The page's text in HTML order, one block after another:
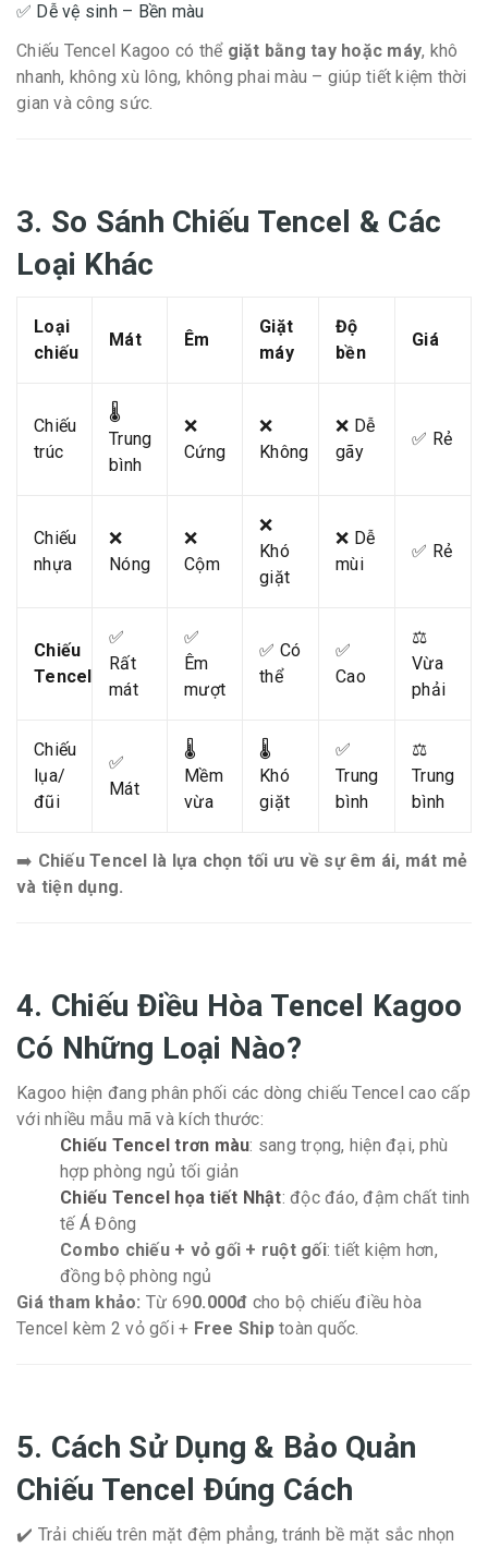
✅ Dễ vệ sinh – Bền màu
Chiếu Tencel Kagoo có thể giặt bằng tay hoặc máy, khô
nhanh, không xù lông, không phai màu – giúp tiết kiệm thời
gian và công sức.
3. So Sánh Chiếu Tencel & Các
Loại Khác
Loại
chiếu
Mát Êm
Giặt
máy
Độ
bền
Giá
Chiếu
trúc
🌡️
Trung
bình
❌
Cứng
❌
Không
❌ Dễ
gãy
✅ Rẻ
Chiếu
nhựa
❌
Nóng
❌
Cộm
❌
Khó
giặt
❌ Dễ
mùi
✅ Rẻ
Chiếu
Tencel
✅
Rất
mát
✅
Êm
mượt
✅ Có
thể
✅
Cao
⚖️
Vừa
phải
Chiếu
lụa/
đũi
✅
Mát
🌡️
Mềm
vừa
🌡️
Khó
giặt
✅
Trung
bình
⚖️
Trung
bình
➡️ Chiếu Tencel là lựa chọn tối ưu về sự êm ái, mát mẻ
và tiện dụng.
4. Chiếu Điều Hòa Tencel Kagoo
Có Những Loại Nào?
Kagoo hiện đang phân phối các dòng chiếu Tencel cao cấp
với nhiều mẫu mã và kích thước:
Chiếu Tencel trơn màu: sang trọng, hiện đại, phù
hợp phòng ngủ tối giản
Chiếu Tencel họa tiết Nhật: độc đáo, đậm chất tinh
tế Á Đông
Combo chiếu + vỏ gối + ruột gối: tiết kiệm hơn,
đồng bộ phòng ngủ
Giá tham khảo: Từ 690.000đ cho bộ chiếu điều hòa
Tencel kèm 2 vỏ gối + Free Shiptoàn quốc.
5. Cách Sử Dụng & Bảo Quản
Chiếu Tencel Đúng Cách
✔️ Trải chiếu trên mặt đệm phẳng, tránh bề mặt sắc nhọn